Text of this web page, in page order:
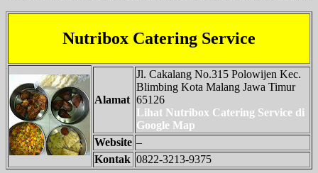
Nutribox Catering Service
Alamat
Jl. Cakalang No.315 Polowijen Kec.
Blimbing Kota Malang Jawa Timur
65126
Lihat Nutribox Catering Service di
Google Map
Website –
Kontak 0822-3213-9375